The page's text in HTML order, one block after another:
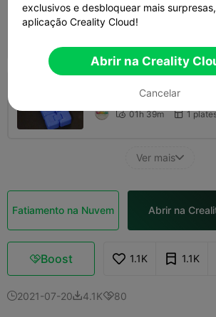
0.2mm layer, 2 walls,
0.2mm layer, 2 walls, 15%
 01h 39m  1
Ver mais
Fatiamento na Nuvem Abrir na
Boost 1.1K 1.1K
2021-07-204.1K80
exclusivos e desbloquear mais
aplicação Creality Cloud!
Abrir na Creality
Cancelar